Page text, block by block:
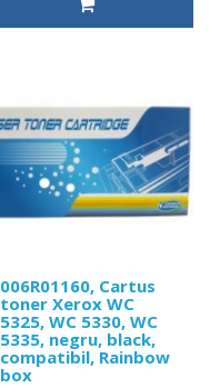
006R01160, Cartus
toner Xerox WC
5325, WC 5330, WC
5335, negru, black,
compatibil, Rainbow
box